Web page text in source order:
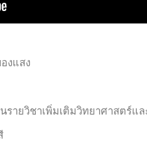
งแสง
รายวิชาเพิ่มเติมวิทยาศาสตร์แ